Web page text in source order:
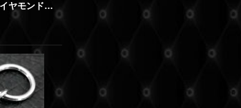
スタウトレザー スカル ダイヤモンド ルビー アイズ ペンダント